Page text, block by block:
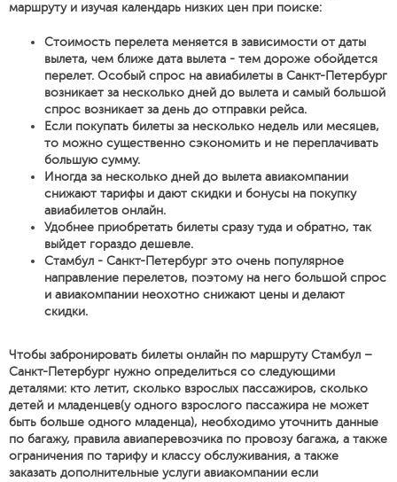
маршруту и изучая календарь низких цен при поиске:
Стоимость перелета меняется в зависимости от даты
вылета, чем ближе дата вылета - тем дороже обойдется
перелет. Особый спрос на авиабилеты в Санкт-Петербург
возникает за несколько дней до вылета и самый большой
спрос возникает за день до отправки рейса.
Если покупать билеты за несколько недель или месяцев,
то можно существенно сэкономить и не переплачивать
большую сумму.
Иногда за несколько дней до вылета авиакомпании
снижают тарифы и дают скидки и бонусы на покупку
авиабилетов онлайн.
Удобнее приобретать билеты сразу туда и обратно, так
выйдет гораздо дешевле.
Стамбул - Санкт-Петербург это очень популярное
направление перелетов, поэтому на него большой спрос
и авиакомпании неохотно снижают цены и делают
скидки.
Чтобы забронировать билеты онлайн по маршруту Стамбул –
Санкт-Петербург нужно определиться со следующими
деталями: кто летит, сколько взрослых пассажиров, сколько
детей и младенцев(у одного взрослого пассажира не может
быть больше одного младенца), необходимо уточнить данные
по багажу, правила авиаперевозчика по провозу багажа, а также
ограничения по тарифу и классу обслуживания, а также
заказать дополнительные услуги авиакомпании если